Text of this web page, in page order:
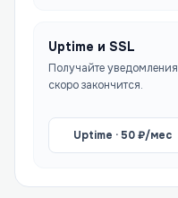
Uptime и SSL
Получайте
скоро закончится.
Uptime ·50₽/мес